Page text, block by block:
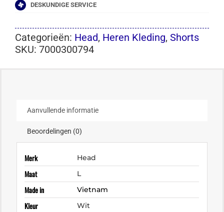
DESKUNDIGE SERVICE
Categorieën: Head, Heren Kleding, Shorts
SKU: 7000300794
Aanvullende informatie
Beoordelingen (0)
Merk Head
Maat L
Made in Vietnam
Kleur Wit